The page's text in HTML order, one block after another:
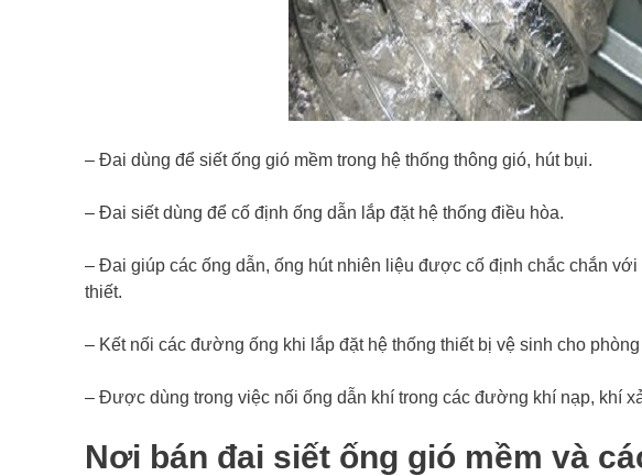
– Đai dùng để siết ống gió mềm trong hệ thống thông gió, hút bụi.
– Đai siết dùng để cố định ống dẫn lắp đặt hệ thống điều hòa.
– Đai giúp các ống dẫn, ống hút nhiên liệu được cố định chắc chắn
thiết.
– Kết nối các đường ống khi lắp đặt hệ thống thiết bị vệ sinh cho
– Được dùng trong việc nối ống dẫn khí trong các đường khí nạp, khí
Nơi bán đai siết ống gió mềm và